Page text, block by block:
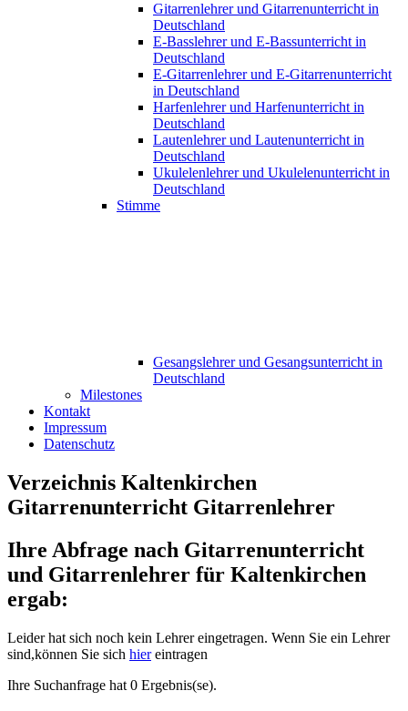
Gitarrenlehrer und Gitarrenunterricht in
Deutschland
E-Basslehrer und E-Bassunterricht in
Deutschland
E-Gitarrenlehrer und E-Gitarrenunterricht
in Deutschland
Harfenlehrer und Harfenunterricht in
Deutschland
Lautenlehrer und Lautenunterricht in
Deutschland
Ukulelenlehrer und Ukulelenunterricht in
Deutschland
Stimme
Gesangslehrer und Gesangsunterricht in
Deutschland
Milestones
Kontakt
Impressum
Datenschutz
Verzeichnis Kaltenkirchen
Gitarrenunterricht Gitarrenlehrer
Ihre Abfrage nach Gitarrenunterricht
und Gitarrenlehrer für Kaltenkirchen
ergab:
Leider hat sich noch kein Lehrer eingetragen. Wenn Sie ein Lehrer
sind,können Sie sich hiereintragen
Ihre Suchanfrage hat 0 Ergebnis(se).